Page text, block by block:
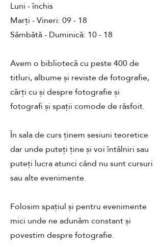
Luni - închis
Marți - Vineri: 09 - 18
Sâmbătă - Duminică: 10 - 18
Avem o bibliotecă cu peste 400 de
titluri, albume și reviste de fotografie,
cărți cu și despre fotografie și
fotografi și spații comode de răsfoit.
În sala de curs ținem sesiuni teoretice
dar unde puteți ține și voi întâlniri sau
puteți lucra atunci când nu sunt cursuri
sau alte evenimente.
Folosim spațiul și pentru evenimente
mici unde ne adunăm constant și
povestim despre fotografie.